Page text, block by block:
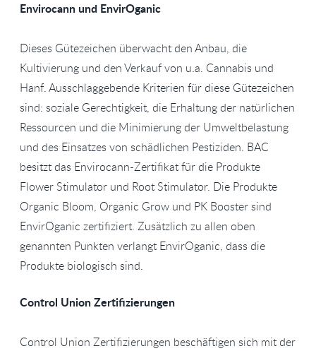
Envirocann und EnvirOganic
Dieses Gütezeichen überwacht den Anbau, die
Kultivierung und den Verkauf von u.a. Cannabis und
Hanf. Ausschlaggebende Kriterien für diese Gütezeichen
sind: soziale Gerechtigkeit, die Erhaltung der natürlichen
Ressourcen und die Minimierung der Umweltbelastung
und des Einsatzes von schädlichen Pestiziden. BAC
besitzt das Envirocann-Zertifikat für die Produkte
Flower Stimulator und Root Stimulator. Die Produkte
Organic Bloom, Organic Grow und PK Booster sind
EnvirOganic zertifiziert. Zusätzlich zu allen oben
genannten Punkten verlangt EnvirOganic, dass die
Produkte biologisch sind.
Control Union Zertifizierungen
Control Union Zertifizierungen beschäftigen sich mit der